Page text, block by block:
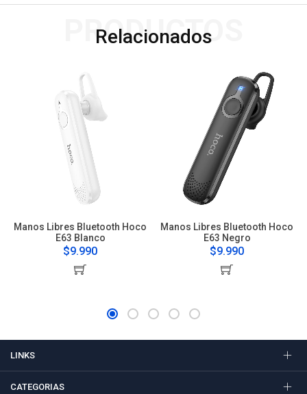
Relacionados
PRODUCTOS
Manos Libres Bluetooth Hoco
E63 Blanco
$9.990
Manos Libres Bluetooth Hoco
E63 Negro
$9.990
LINKS
CATEGORIAS